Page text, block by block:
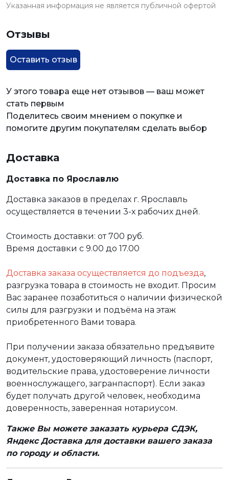
Указанная информация не является публичной офертой
Отзывы
Оставить отзыв
У этого товара еще нет отзывов — ваш может
стать первым
Поделитесь своим мнением о покупке и
помогите другим покупателям сделать выбор
Доставка
Доставка по Ярославлю
Доставка заказов в пределах г. Ярославль
осуществляется в течении 3-х рабочих дней.
Стоимость доставки: от 700 руб.
Время доставки с 9.00 до 17.00
Доставка заказа осуществляется до подъезда,
разгрузка товара в стоимость не входит. Просим
Вас заранее позаботиться о наличии физической
силы для разгрузки и подъёма на этаж
приобретенного Вами товара.
При получении заказа обязательно предъявите
документ, удостоверяющий личность (паспорт,
водительские права, удостоверение личности
военнослужащего, загранпаспорт). Если заказ
будет получать другой человек, необходима
доверенность, заверенная нотариусом.
Также Вы можете заказать курьера СДЭК,
Яндекс Доставка для доставки вашего заказа
по городу и области.